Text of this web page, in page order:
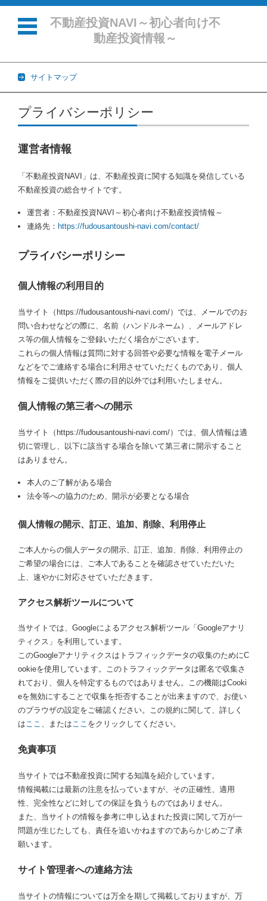
不動産投資NAVI～初心者向け不
動産投資情報～
サイトマップ
コンテンツに移動
プライバシーポリシー
運営者情報
「不動産投資NAVI」は、不動産投資に関する知識を発信している
不動産投資の総合サイトです。
運営者：不動産投資NAVI～初心者向け不動産投資情報～
連絡先： https://fudousantoushi-navi.com/contact/
プライバシーポリシー
個人情報の利用目的
当サイト（https://fudousantoushi-navi.com/）では、メールでのお
問い合わせなどの際に、名前（ハンドルネーム）、メールアドレ
ス等の個人情報をご登録いただく場合がございます。
これらの個人情報は質問に対する回答や必要な情報を電子メール
などをでご連絡する場合に利用させていただくものであり、個人
情報をご提供いただく際の目的以外では利用いたしません。
個人情報の第三者への開示
当サイト（https://fudousantoushi-navi.com/）では、個人情報は適
切に管理し、以下に該当する場合を除いて第三者に開示すること
はありません。
本人のご了解がある場合
法令等への協力のため、開示が必要となる場合
個人情報の開示、訂正、追加、削除、利用停止
ご本人からの個人データの開示、訂正、追加、削除、利用停止の
ご希望の場合には、ご本人であることを確認させていただいた
上、速やかに対応させていただきます。
アクセス解析ツールについて
当サイトでは、Googleによるアクセス解析ツール「Googleアナリ
ティクス」を利用しています。
このGoogleアナリティクスはトラフィックデータの収集のためにC
ookieを使用しています。このトラフィックデータは匿名で収集さ
れており、個人を特定するものではありません。この機能はCooki
eを無効にすることで収集を拒否することが出来ますので、お使い
のブラウザの設定をご確認ください。この規約に関して、詳しく
はここ 、またはここ をクリックしてください。
免責事項
当サイトでは不動産投資に関する知識を紹介しています。
情報掲載には最新の注意を払っていますが、その正確性、適用
性、完全性などに対しての保証を負うものではありません。
また、当サイトの情報を参考に申し込まれた投資に関して万が一
問題が生じたしても、責任を追いかねますのであらかじめご了承
願います。
サイト管理者への連絡方法
当サイトの情報については万全を期して掲載しておりますが、万